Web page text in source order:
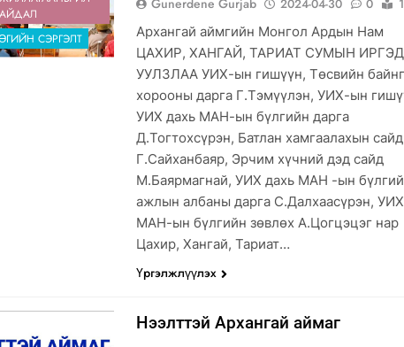
СЭРГЭЛТ
Gunerdene Gurjab 2024-04-30 0
Архангай аймгийн Монгол Ардын Нам
ЦАХИР, ХАНГАЙ, ТАРИАТ СУМЫН
УУЛЗЛАА УИХ-ын гишүүн, Төсвийн
хорооны дарга Г.Тэмүүлэн, УИХ-ын
УИХ дахь МАН-ын бүлгийн дарга
Д.Тогтохсүрэн, Батлан хамгаалахын сайд
Г.Сайханбаяр, Эрчим хүчний дэд сайд
М.Баярмагнай, УИХ дахь МАН -ын
ажлын албаны дарга С.Далхаасүрэн,
МАН-ын бүлгийн зөвлөх А.Цогцэцэг нар
Цахир, Хангай, Тариат…
Үргэлжлүүлэх
Нээлттэй Архангай аймаг